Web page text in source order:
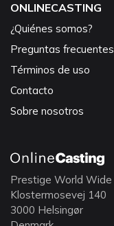
ONLINECASTING
¿Quiénes somos?
Preguntas frecuentes
Términos de uso
Contacto
Sobre nosotros
Prestige World Wide
Klostermosevej 140
3000 Helsingør